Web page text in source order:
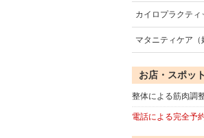
カイロプラクテ
マタニティケア（
お店・スポッ
整体による筋肉調
電話による完全予